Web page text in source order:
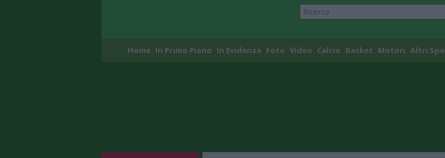
Home In Primo Piano In Evidenza Foto Video Calcio Basket Motori Altri